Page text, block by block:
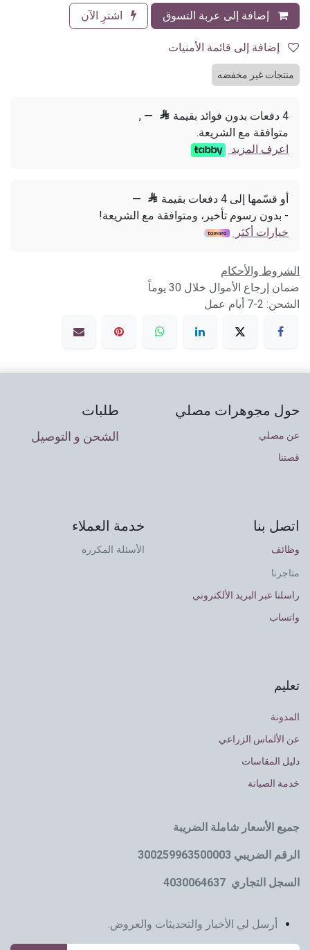
إضافة إلى عربة التسوق اشترِ الآن
منتجات غير مخفضه
4 دفعات بدون فوائد بقيمة 
—
,
متوافقة مع الشريعة.
اعرف المزيد
أو قسّمها إلى 4 دفعات بقيمة 
—
- بدون رسوم تأخير، ومتوافقة مع الشريعة!
خيارات أكثر
الشروط والأحكام
ضمان إرجاع الأموال خلال 30 يوماً
الشحن: 2-7 أيام عمل
حول مجوهرات مصلي
عن مصلي
قصتنا
طلبات
الشحن و التوصيل
اتصل بنا
وظائف
متاجرنا
راسلنا عبر البريد الألكتروني
واتساب
خدمة العملاء
الأسئلة المكرره
تعليم
المدونة
عن الألماس الزراعي
دليل المقاسات
خدمة الصيانة
جميع الأسعار شاملة الضريبة
الرقم الضريبي 300259963500003
السجل التجاري 4030064637
أرسل لي الأخبار والتحديثات والعروض.